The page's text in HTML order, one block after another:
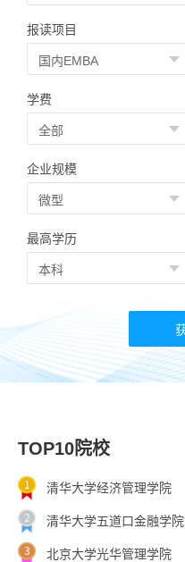
报读项目
学费
企业规模
最高学历
TOP10院校
清华大学经济管理学院
清华大学五道口金融学院
北京大学光华管理学院